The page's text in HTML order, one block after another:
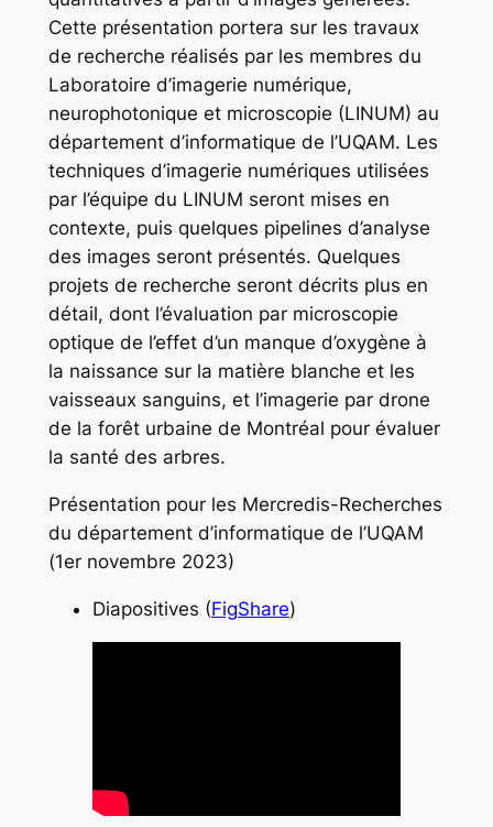
Cette présentation portera sur les travaux
de recherche réalisés par les membres du
Laboratoire d’imagerie numérique,
neurophotonique et microscopie (LINUM) au
département d’informatique de l’UQAM. Les
techniques d’imagerie numériques utilisées
par l’équipe du LINUM seront mises en
contexte, puis quelques pipelines d’analyse
des images seront présentés. Quelques
projets de recherche seront décrits plus en
détail, dont l’évaluation par microscopie
optique de l’effet d’un manque d’oxygène à
la naissance sur la matière blanche et les
vaisseaux sanguins, et l’imagerie par drone
de la forêt urbaine de Montréal pour évaluer
la santé des arbres.
Présentation pour les Mercredis-Recherches
du département d’informatique de l’UQAM
(1er novembre 2023)
Diapositives (FigShare)